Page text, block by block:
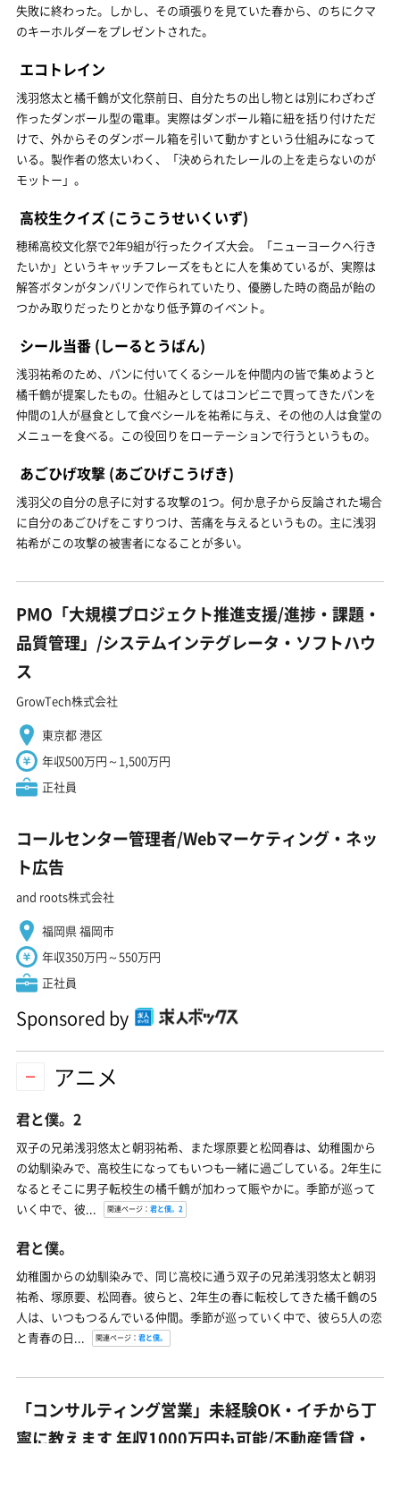
失敗に終わった。しかし、その頑張りを見ていた春から、のちにクマ
のキーホルダーをプレゼントされた。
エコトレイン
浅羽悠太と橘千鶴が文化祭前日、自分たちの出し物とは別にわざわざ
作ったダンボール型の電車。実際はダンボール箱に紐を括り付けただ
けで、外からそのダンボール箱を引いて動かすという仕組みになって
いる。製作者の悠太いわく、「決められたレールの上を走らないのが
モットー」。
高校生クイズ (こうこうせいくいず)
穂稀高校文化祭で2年9組が行ったクイズ大会。「ニューヨークへ行き
たいか」というキャッチフレーズをもとに人を集めているが、実際は
解答ボタンがタンバリンで作られていたり、優勝した時の商品が飴の
つかみ取りだったりとかなり低予算のイベント。
シール当番 (しーるとうばん)
浅羽祐希のため、パンに付いてくるシールを仲間内の皆で集めようと
橘千鶴が提案したもの。仕組みとしてはコンビニで買ってきたパンを
仲間の1人が昼食として食べシールを祐希に与え、その他の人は食堂の
メニューを食べる。この役回りをローテーションで行うというもの。
あごひげ攻撃 (あごひげこうげき)
浅羽父の自分の息子に対する攻撃の1つ。何か息子から反論された場合
に自分のあごひげをこすりつけ、苦痛を与えるというもの。主に浅羽
祐希がこの攻撃の被害者になることが多い。
PMO「大規模プロジェクト推進支援/進捗・課題・
品質管理」/システムインテグレータ・ソフトハウ
ス
GrowTech株式会社
東京都 港区
年収500万円～1,500万円
正社員
コールセンター管理者/Webマーケティング・ネッ
ト広告
and roots株式会社
福岡県 福岡市
年収350万円～550万円
正社員
Sponsored by
アニメ
君と僕。2
双子の兄弟浅羽悠太と朝羽祐希、また塚原要と松岡春は、幼稚園から
の幼馴染みで、高校生になってもいつも一緒に過ごしている。2年生に
なるとそこに男子転校生の橘千鶴が加わって賑やかに。季節が巡って
いく中で、彼...
関連ページ： 君と僕。2
君と僕。
幼稚園からの幼馴染みで、同じ高校に通う双子の兄弟浅羽悠太と朝羽
祐希、塚原要、松岡春。彼らと、2年生の春に転校してきた橘千鶴の5
人は、いつもつるんでいる仲間。季節が巡っていく中で、彼ら5人の恋
と青春の日...
関連ページ： 君と僕。
「コンサルティング営業」未経験OK・イチから丁
寧に教えます 年収1000万円も可能/不動産賃貸・